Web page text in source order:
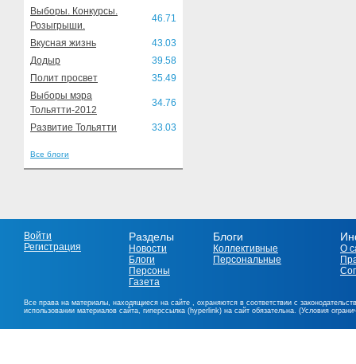
Выборы. Конкурсы.
Розыгрыши.
46.71
Вкусная жизнь
43.03
Додыр
39.58
Полит просвет
35.49
Выборы мэра
Тольятти-2012
34.76
Развитие Тольятти 33.03
Все блоги
Войти
Регистрация
Разделы
Новости
Блоги
Персоны
Газета
Блоги
Коллективные
Персональные
О
Все права на материалы, находящиеся на сайте , охраняются в соответствии с
использовании материалов сайта, гиперссылка (hyperlink) на сайт обязательна. (Условия